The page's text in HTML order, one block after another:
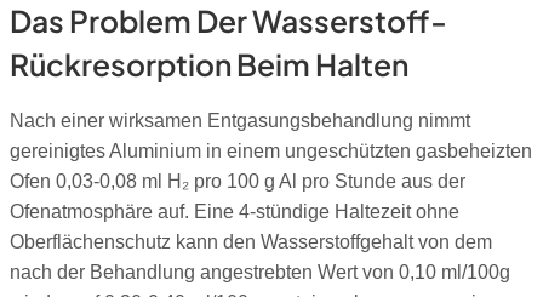
Das Problem Der Wasserstoff-
Rückresorption Beim Halten
Nach einer wirksamen Entgasungsbehandlung nimmt
gereinigtes Aluminium in einem ungeschützten gasbeheizten
Ofen 0,03-0,08 ml H₂ pro 100 g Al pro Stunde aus der
Ofenatmosphäre auf. Eine 4-stündige Haltezeit ohne
Oberflächenschutz kann den Wasserstoffgehalt von dem
nach der Behandlung angestrebten Wert von 0,10 ml/100g